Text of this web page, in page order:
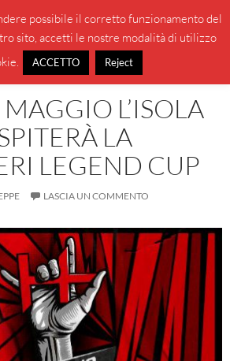
MENU
L’ISOLA
LA
LEGEND CUP
LASCIA UN COMMENTO
possibile il corretto funzionamento del
sito, accetti le nostre modalità di utilizzo
ACCETTO Reject